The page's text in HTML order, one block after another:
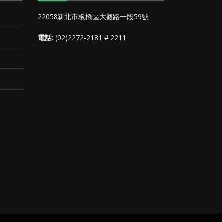
22058新北市板橋區大觀路一段59號
電話: (02)2272-2181 # 2211